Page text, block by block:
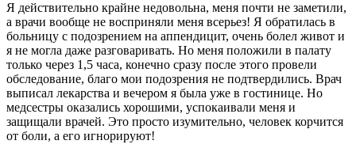
Я действительно крайне недовольна, меня почти не заметили,
а врачи вообще не восприняли меня всерьез! Я обратилась в
больницу с подозрением на аппендицит, очень болел живот и
я не могла даже разговаривать. Но меня положили в палату
только через 1,5 часа, конечно сразу после этого провели
обследование, благо мои подозрения не подтвердились. Врач
выписал лекарства и вечером я была уже в гостинице. Но
медсестры оказались хорошими, успокаивали меня и
защищали врачей. Это просто изумительно, человек корчится
от боли, а его игнорируют!